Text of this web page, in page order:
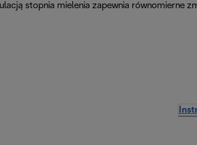
stopnia mielenia zapewnia równomierne